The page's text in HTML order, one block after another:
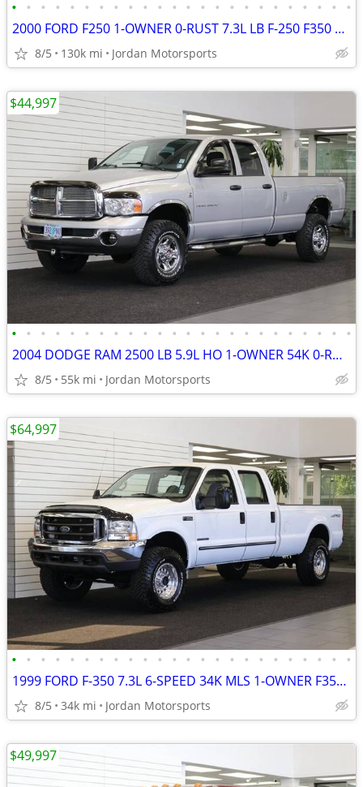
• • • • • • • • • • • • • • • • • • • • • • • •
2000 FORD F250 1-OWNER 0-RUST 7.3L LB F-250 F350 1999 2001 2002 2003
8/5 130k mi Jordan Motorsports
• • • • • • • • • • • • • • • • • • • • • • • •
2004 DODGE RAM 2500 LB 5.9L HO 1-OWNER 54K 0-RUST 3500 2005 2006 2007
8/5 55k mi Jordan Motorsports
$44,997
• • • • • • • • • • • • • • • • • • • • • • • •
1999 FORD F-350 7.3L 6-SPEED 34K MLS 1-OWNER F350 F250 2000 2001 2002
8/5 34k mi Jordan Motorsports
$64,997
$49,997